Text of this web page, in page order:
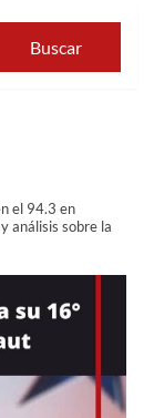
el 94.3 en
análisis sobre la